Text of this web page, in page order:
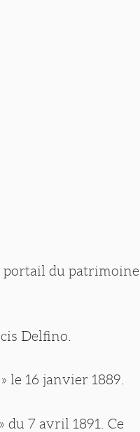
portail du patrimoine
Delfino.
le 16 janvier 1889.
du 7 avril 1891. Ce